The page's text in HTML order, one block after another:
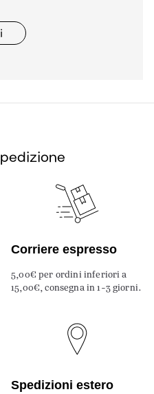
Corriere espresso
5,00€ per ordini inferiori a
15,00€, consegna in 1-3 giorni.
Spedizioni estero